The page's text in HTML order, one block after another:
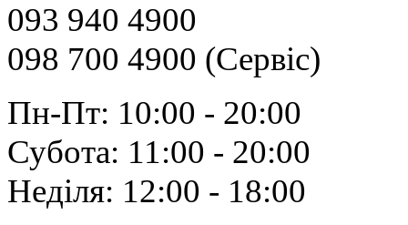
093 940 4900
098 700 4900 (Сервіс)
Пн-Пт: 10:00 - 20:00
Субота: 11:00 - 20:00
Неділя: 12:00 - 18:00